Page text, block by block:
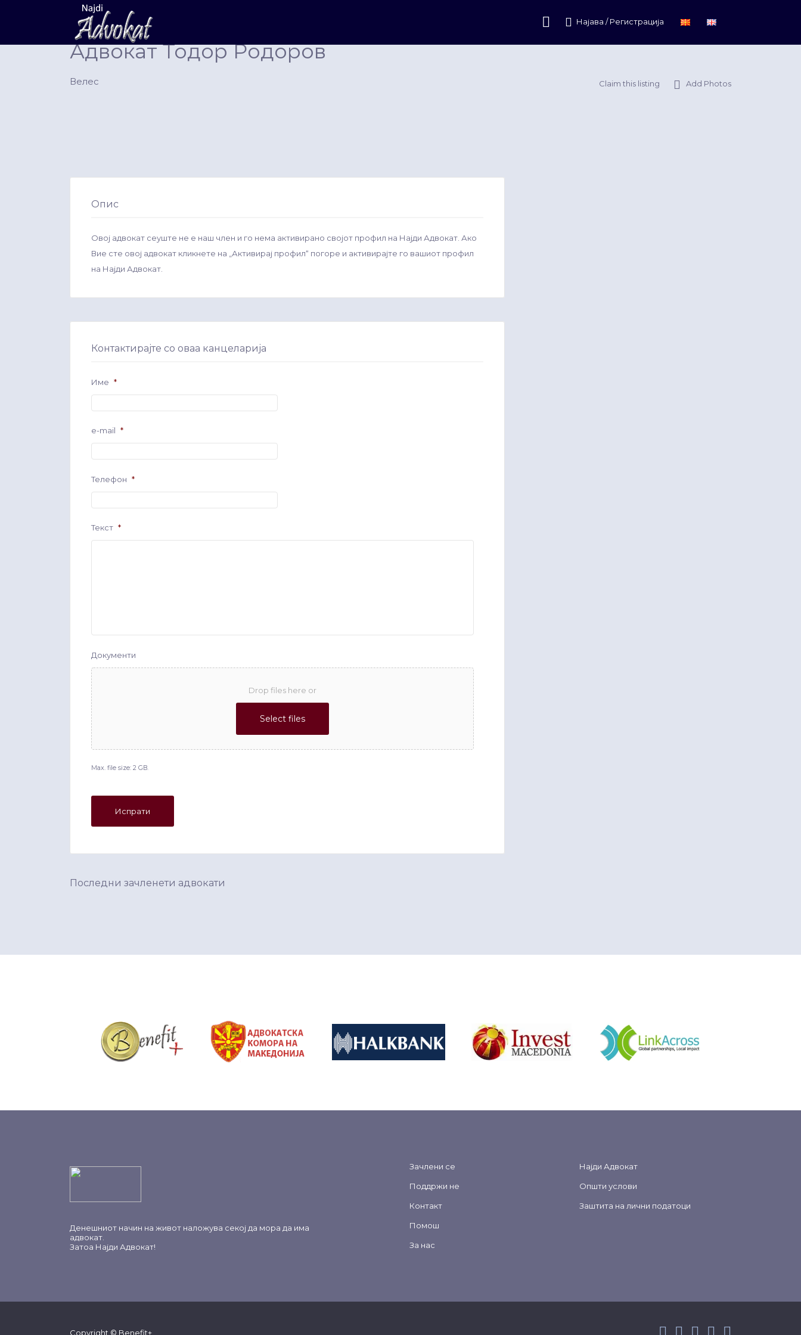
Најава / Регистрација
Search
for:
Адвокат Тодор Родоров
Велес Claim this listing Add Photos
Опис
Овој адвокат сеуште не е наш член и го нема активирано својот профил на Најди Адвокат. Ако
Вие сте овој адвокат кликнете на „Активирај профил“ погоре и активирајте го вашиот профил
на Најди Адвокат.
Контактирајте со оваа канцеларија
Име *
e-mail *
Телефон *
Текст *
Документи
Drop files here or
Select files
Max. file size: 2 GB.
Последни зачленети адвокати
Денешниот начин на живот наложува секој да мора да има
адвокат.
Затоа Најди Адвокат!
Зачлени се
Поддржи не
Контакт
Помош
За нас
Најди Адвокат
Општи услови
Заштита на лични податоци
Copyright © Benefit+